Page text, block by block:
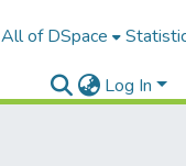
All of DSpace
Log In